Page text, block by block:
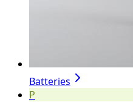
Batteries
P